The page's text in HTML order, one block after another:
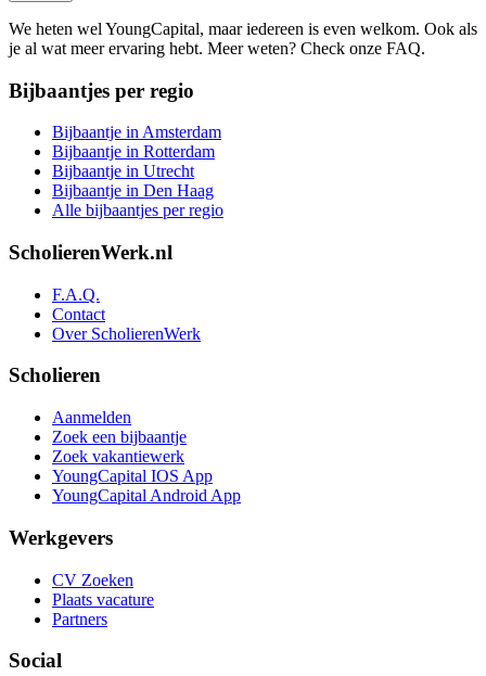
We heten wel YoungCapital, maar iedereen is even welkom. Ook als
je al wat meer ervaring hebt. Meer weten? Check onze FAQ.
Bijbaantjes per regio
Bijbaantje in Amsterdam
Bijbaantje in Rotterdam
Bijbaantje in Utrecht
Bijbaantje in Den Haag
Alle bijbaantjes per regio
ScholierenWerk.nl
F.A.Q.
Contact
Over ScholierenWerk
Scholieren
Aanmelden
Zoek een bijbaantje
Zoek vakantiewerk
YoungCapital IOS App
YoungCapital Android App
Werkgevers
CV Zoeken
Plaats vacature
Partners
Social